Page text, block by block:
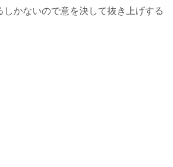
しかないので意を決して抜き上げする